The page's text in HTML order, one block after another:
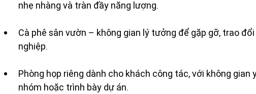
nhẹ nhàng và tràn đầy năng lượng.
Cà phê sân vườn – không gian lý tưởng để gặp gỡ, trao
nghiệp.
Phòng họp riêng dành cho khách công tác, với không
nhóm hoặc trình bày dự án.